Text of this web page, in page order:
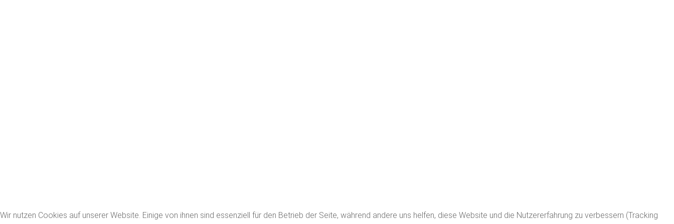
Wir nutzen Cookies auf unserer Website. Einige von ihnen sind essenziell für den Betrieb der Seite, während andere uns helfen, diese Website und die Nutzererfahrung zu verbessern (Tracking